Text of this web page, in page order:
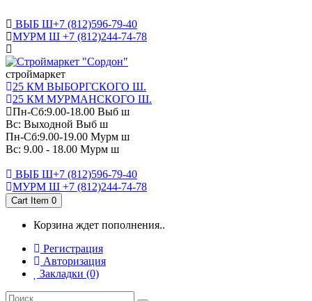
ВЫБ Ш+7 (812)596-79-40
МУРМ Ш +7 (812)244-74-78
cтроймаркет
25 КМ ВЫБОРГСКОГО Ш.
25 КМ МУРМАНСКОГО Ш.
Пн-Сб:9.00-18.00 Выб ш
Вс: Выходной Выб ш
Пн-Сб:9.00-19.00 Мурм ш
Вс: 9.00 - 18.00 Мурм ш
ВЫБ Ш+7 (812)596-79-40
МУРМ Ш +7 (812)244-74-78
Cart Item 0
Корзина ждет пополнения..
Регистрация
Авторизация
Закладки (0)